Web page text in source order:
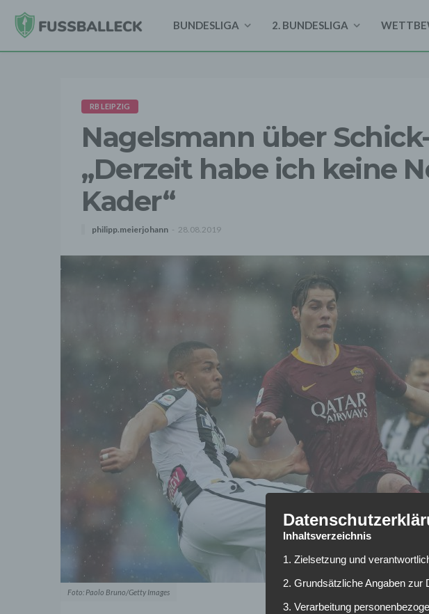
BUNDESLIGA 2. BUNDESLIGA
RB LEIPZIG
Nagelsmann über
„Derzeit habe ich keine
Kader“
philipp.meierjohann 28.08.2019
Foto: Paolo Bruno/Getty Images
Inhaltsverzeichnis
1. Zielsetzung und
2. Grundsätzliche Angaben zur
3. Verarbeitung